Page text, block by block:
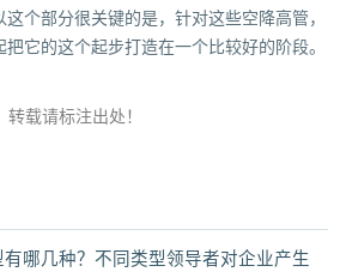
个部分很关键的是，针对这些空降高管，
它的这个起步打造在一个比较好的阶段。
载请标注出处！
哪几种？不同类型领导者对企业产生